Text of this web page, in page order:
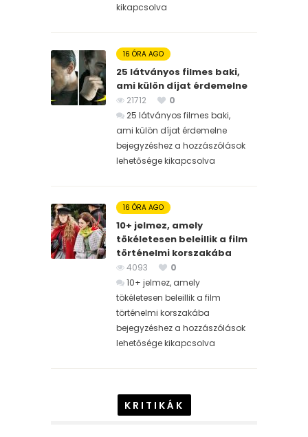
kikapcsolva
16 ÓRA AGO
25 látványos filmes baki,
ami külön díjat érdemelne
21712
0
25 látványos filmes baki,
ami külön díjat érdemelne
bejegyzéshez a hozzászólások
lehetősége kikapcsolva
16 ÓRA AGO
10+ jelmez, amely
tökéletesen beleillik a film
történelmi korszakába
4093
0
10+ jelmez, amely
tökéletesen beleillik a film
történelmi korszakába
bejegyzéshez a hozzászólások
lehetősége kikapcsolva
KRITIKÁK